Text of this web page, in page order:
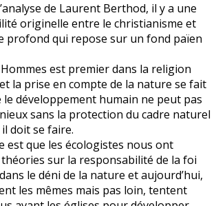
de Laurent Berthod, il y a une
originelle entre le christianisme et
profond qui repose sur un fond païen
est premier dans la religion
la prise en compte de la nature se fait
le développement humain ne peut pas
sans la protection du cadre naturel
doit se faire.
est que les écologistes nous ont
sur la responsabilité de la foi
le déni de la nature et aujourd’hui,
les mêmes mais pas loin, tentent